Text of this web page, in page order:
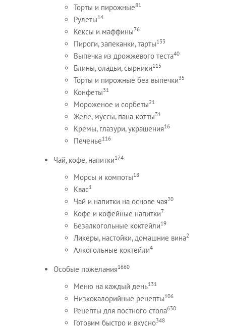
Торты и пирожные81
Рулеты14
Кексы и маффины76
Пироги, запеканки, тарты133
Выпечка из дрожжевого теста40
Блины, оладьи, сырники115
Торты и пирожные без выпечки35
Конфеты31
Мороженое и сорбеты21
Желе, муссы, пана-котты31
Кремы, глазури, украшения16
Печенье116
Чай, кофе, напитки174
Морсы и компоты18
Квас1
Чай и напитки на основе чая20
Кофе и кофейные напитки7
Безалкогольные коктейли19
Ликеры, настойки, домашние вина2
Алкогольные коктейли4
Особые пожелания1660
Меню на каждый день131
Низкокалорийные рецепты106
Рецепты для постного стола630
Готовим быстро и вкусно348